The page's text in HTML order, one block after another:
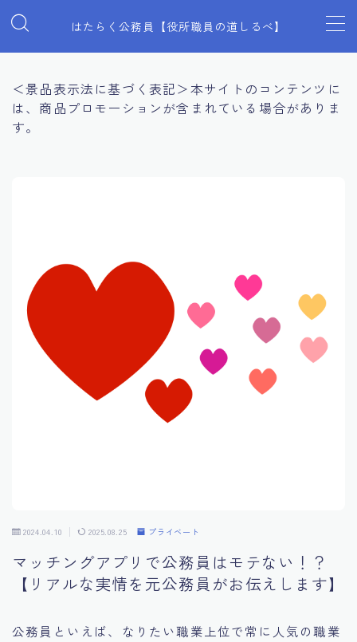
はたらく公務員【役所職員の道しるべ】
MENU
見た目全般
スキルアップ
お金の話
＜景品表示法に基づく表記＞本サイトのコンテンツに
は、商品プロモーションが含まれている場合がありま
す。
2024.04.10 2025.08.25 プライベート
マッチングアプリで公務員はモテない！？
【リアルな実情を元公務員がお伝えします】
公務員といえば、なりたい職業上位で常に人気の職業